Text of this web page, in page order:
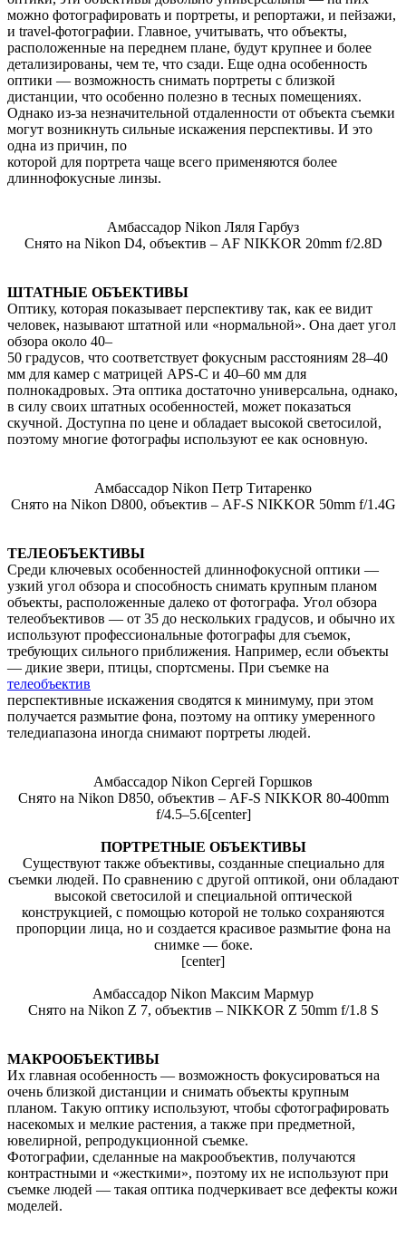
можно фотографировать и портреты, и репортажи, и пейзажи,
и travel-фотографии. Главное, учитывать, что объекты,
расположенные на переднем плане, будут крупнее и более
детализированы, чем те, что сзади. Еще одна особенность
оптики — возможность снимать портреты с близкой
дистанции, что особенно полезно в тесных помещениях.
Однако из-за незначительной отдаленности от объекта съемки
могут возникнуть сильные искажения перспективы. И это
одна из причин, по
которой для портрета чаще всего применяются более
длиннофокусные линзы.
Амбассадор Nikon Ляля Гарбуз
Снято на Nikon D4, объектив – AF NIKKOR 20mm f/2.8D
ШТАТНЫЕ ОБЪЕКТИВЫ
Оптику, которая показывает перспективу так, как ее видит
человек, называют штатной или «нормальной». Она дает угол
обзора около 40–
50 градусов, что соответствует фокусным расстояниям 28–40
мм для камер с матрицей APS-C и 40–60 мм для
полнокадровых. Эта оптика достаточно универсальна, однако,
в силу своих штатных особенностей, может показаться
скучной. Доступна по цене и обладает высокой светосилой,
поэтому многие фотографы используют ее как основную.
Амбассадор Nikon Петр Титаренко
Снято на Nikon D800, объектив – AF-S NIKKOR 50mm f/1.4G
ТЕЛЕОБЪЕКТИВЫ
Среди ключевых особенностей длиннофокусной оптики —
узкий угол обзора и способность снимать крупным планом
объекты, расположенные далеко от фотографа. Угол обзора
телеобъективов — от 35 до нескольких градусов, и обычно их
используют профессиональные фотографы для съемок,
требующих сильного приближения. Например, если объекты
— дикие звери, птицы, спортсмены. При съемке на
телеобъектив
перспективные искажения сводятся к минимуму, при этом
получается размытие фона, поэтому на оптику умеренного
теледиапазона иногда снимают портреты людей.
Амбассадор Nikon Сергей Горшков
Снято на Nikon D850, объектив – AF-S NIKKOR 80-400mm
f/4.5–5.6[center]
ПОРТРЕТНЫЕ ОБЪЕКТИВЫ
Существуют также объективы, созданные специально для
съемки людей. По сравнению с другой оптикой, они обладают
высокой светосилой и специальной оптической
конструкцией, с помощью которой не только сохраняются
пропорции лица, но и создается красивое размытие фона на
снимке — боке.
[center]
Амбассадор Nikon Максим Мармур
Снято на Nikon Z 7, объектив – NIKKOR Z 50mm f/1.8 S
МАКРООБЪЕКТИВЫ
Их главная особенность — возможность фокусироваться на
очень близкой дистанции и снимать объекты крупным
планом. Такую оптику используют, чтобы сфотографировать
насекомых и мелкие растения, а также при предметной,
ювелирной, репродукционной съемке.
Фотографии, сделанные на макрообъектив, получаются
контрастными и «жесткими», поэтому их не используют при
съемке людей — такая оптика подчеркивает все дефекты кожи
моделей.